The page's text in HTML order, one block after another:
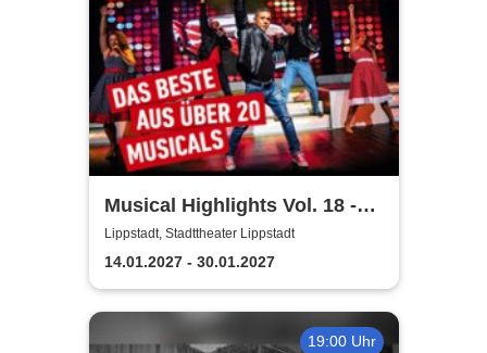
Musical Highlights Vol. 18 -
Das Beste aus Musical und
Film
Lippstadt, Stadttheater Lippstadt
14.01.2027 - 30.01.2027
19:00 Uhr